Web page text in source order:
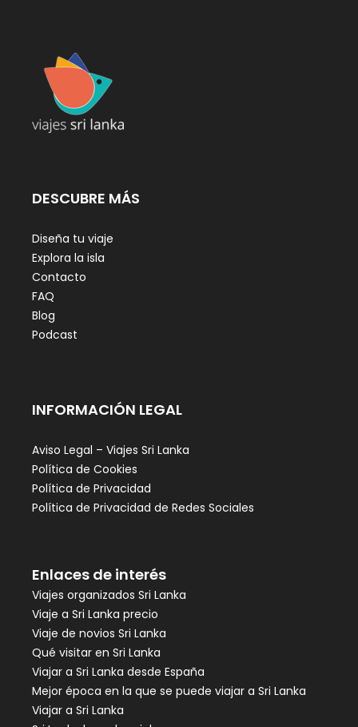
DESCUBRE MÁS
Diseña tu viaje
Explora la isla
Contacto
FAQ
Blog
Podcast
INFORMACIÓN LEGAL
Aviso Legal – Viajes Sri Lanka
Política de Cookies
Política de Privacidad
Política de Privacidad de Redes Sociales
Enlaces de interés
Viajes organizados Sri Lanka
Viaje a Sri Lanka precio
Viaje de novios Sri Lanka
Qué visitar en Sri Lanka
Viajar a Sri Lanka desde España
Mejor época en la que se puede viajar a Sri Lanka
Viajar a Sri Lanka